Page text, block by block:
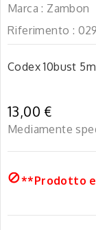
Marca : Zambon
Riferimento :
Codex 10bust
13,00 €
Mediamente
**Prodotto